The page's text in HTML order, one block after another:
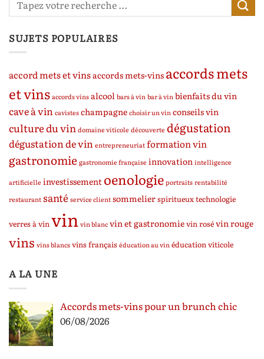
SUJETS POPULAIRES
accord mets et vinsaccords mets-vins accords mets
et vinsaccords vinsalcoolbars à vinbar à vinbienfaits du vin
cave à vincavisteschampagnechoisir un vinconseils vin
culture du vindomaine viticole découverte dégustation
dégustation de vinentrepreneuriatformation vin
gastronomie gastronomie française innovationintelligence
artificielle investissement oenologieportraitsrentabilité
restaurantsanté service clientsommelierspiritueuxtechnologie
verres à vinvinvin blancvin et gastronomievin rosévin rouge
vins vins blancsvins françaiséducation au vinéducation viticole
A LA UNE
Accords mets-vins pour un brunch chic
06/08/2026